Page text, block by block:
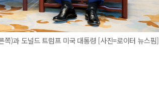
)과 도널드 트럼프 미국 대통령 [사진=로이터 뉴스핌]